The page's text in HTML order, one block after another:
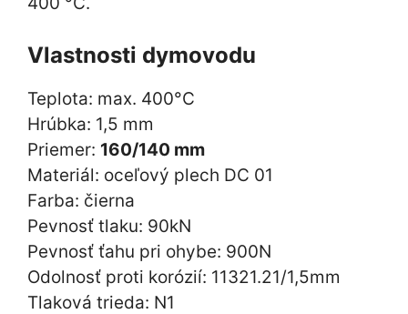
Vlastnosti dymovodu
Teplota: max. 400°C
Hrúbka: 1,5 mm
Priemer: 160/140 mm
Materiál: oceľový plech DC 01
Farba: čierna
Pevnosť tlaku: 90kN
Pevnosť ťahu pri ohybe: 900N
Odolnosť proti korózií: 11321.21/1,5mm
Tlaková trieda: N1